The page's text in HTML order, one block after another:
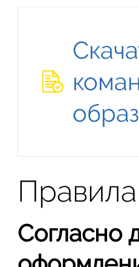
Согласно